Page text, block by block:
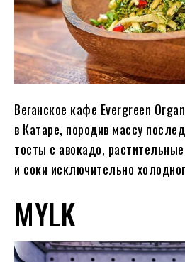
Веганское кафе Evergreen
в Катаре, породив массу
тосты с авокадо,
и соки исключительно
MYLK